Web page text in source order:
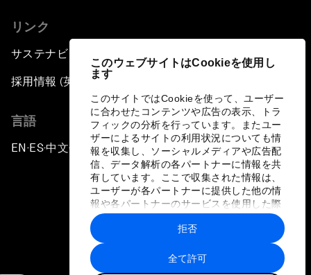
このウェブサイトはCookieを使用し
ます
このサイトではCookieを使って、ユーザー
に合わせたコンテンツや広告の表示、トラ
フィックの分析を行っています。またユー
ザーによるサイトの利用状況についても情
報を収集し、ソーシャルメディアや広告配
信、データ解析の各パートナーに情報を共
有しています。ここで収集された情報は、
ユーザーが各パートナーに提供した他の情
報や各パートナーのサービスを使用した際
に収集された情報と組み合わされ、各パー
トナーによって使用されることがありま
す。
全て許可
拒否
リンク
サステナビリティへの取り組み
採用情報 (英語のみ)
言語
EN ▪ES▪中文▪ 日本語
プライバシーポリシーと利用規約
サイトマップ